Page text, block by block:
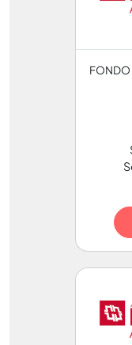
FONDO